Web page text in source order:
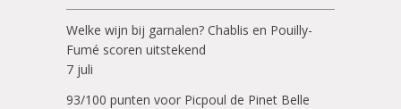
Welke wijn bij garnalen? Chablis en Pouilly-
Fumé scoren uitstekend
7 juli
93/100 punten voor Picpoul de Pinet Belle